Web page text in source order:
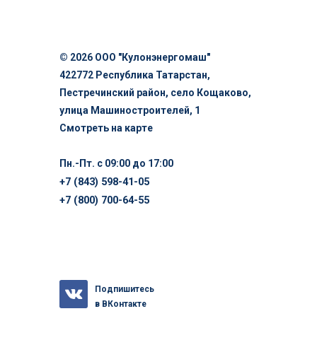
© 2026 ООО "Кулонэнергомаш"
422772 Республика Татарстан,
Пестречинский район, село Кощаково,
улица Машиностроителей, 1
Смотреть на карте
Пн.-Пт. с 09:00 до 17:00
+7 (843) 598-41-05
+7 (800) 700-64-55
Подпишитесь
в ВКонтакте